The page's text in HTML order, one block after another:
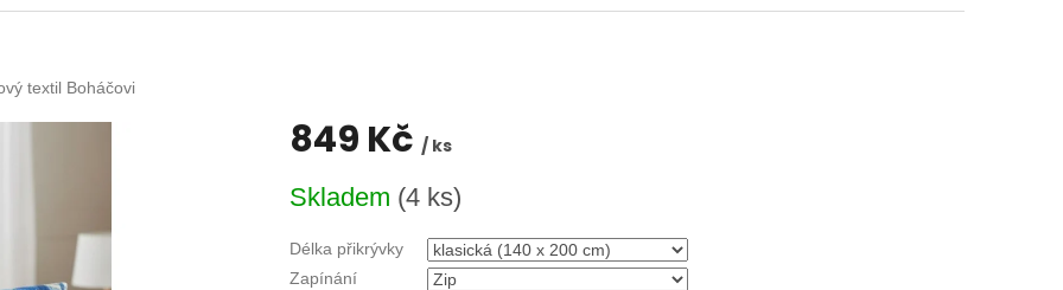
textil Boháčovi
849 Kč / ks
cena:
Skladem (4 ks)
Délka přikrývky
Zapínání